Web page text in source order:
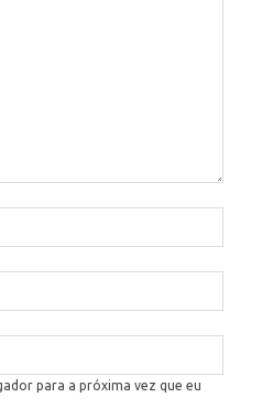
para a próxima vez que eu